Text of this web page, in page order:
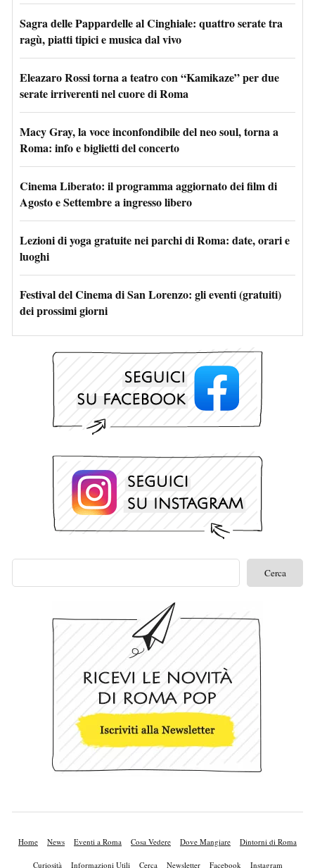
Sagra delle Pappardelle al Cinghiale: quattro serate tra
ragù, piatti tipici e musica dal vivo
Eleazaro Rossi torna a teatro con “Kamikaze” per due
serate irriverenti nel cuore di Roma
Macy Gray, la voce inconfondibile del neo soul, torna a
Roma: info e biglietti del concerto
Cinema Liberato: il programma aggiornato dei film di
Agosto e Settembre a ingresso libero
Lezioni di yoga gratuite nei parchi di Roma: date, orari e
luoghi
Festival del Cinema di San Lorenzo: gli eventi (gratuiti)
dei prossimi giorni
Home News Eventi a Roma Cosa Vedere Dove Mangiare Dintorni di Roma
Curiosità Informazioni Utili Cerca Newsletter Facebook Instagram